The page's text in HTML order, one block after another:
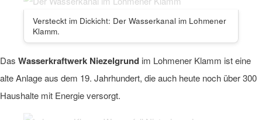
Versteckt im Dickicht: Der Wasserkanal im Lohmener
Klamm.
Das Wasserkraftwerk Niezelgrund im Lohmener Klamm ist eine
alte Anlage aus dem 19. Jahrhundert, die auch heute noch über 300
Haushalte mit Energie versorgt.